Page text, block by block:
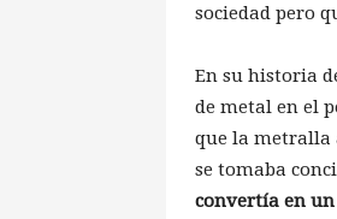
sociedad pero
En su historia
de metal en el
que la metralla
se tomaba
convertía en